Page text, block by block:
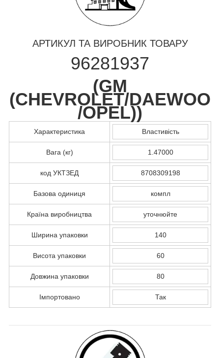
АРТИКУЛ ТА ВИРОБНИК ТОВАРУ
96281937
(GM
(CHEVROLET/DAEWOO
/OPEL))
Характеристика Властивість
Вага (кг) 1.47000
код УКТЗЕД 8708309198
Базова одиниця компл
Країна виробництва уточнюйте
Ширина упаковки 140
Висота упаковки 60
Довжина упаковки 80
Імпортовано Так